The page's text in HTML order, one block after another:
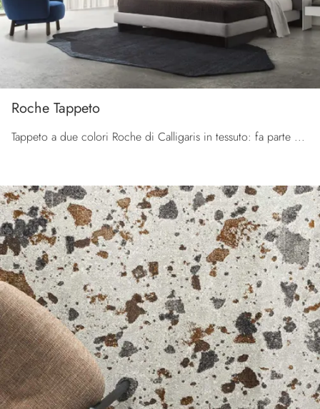
Roche Tappeto
Tappeto a due colori Roche di Calligaris in tessuto: fa parte della ricca offerta di Complementi design del rinomato brand, sempre di grande qualità.